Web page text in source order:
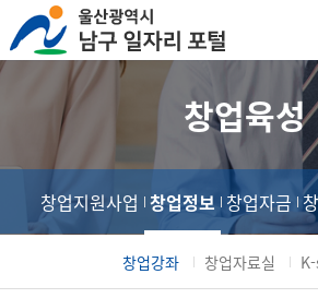
창업육성
창업지원사업 창업정보
창업강좌 창업자료실
창업자금